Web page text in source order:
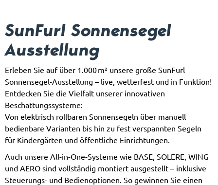
SunFurl Sonnensegel
Ausstellung
Erleben Sie auf über 1.000 m² unsere große SunFurl
Sonnensegel-Ausstellung – live, wetterfest und in Funktion!
Entdecken Sie die Vielfalt unserer innovativen
Beschattungssysteme:
Von elektrisch rollbaren Sonnensegeln über manuell
bedienbare Varianten bis hin zu fest verspannten Segeln
für Kindergärten und öffentliche Einrichtungen.
Auch unsere All-in-One-Systeme wie BASE, SOLERE, WING
und AERO sind vollständig montiert ausgestellt – inklusive
Steuerungs- und Bedienoptionen. So gewinnen Sie einen